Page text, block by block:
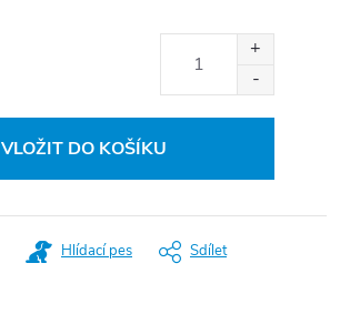
VLOŽIT DO KOŠÍKU
Hlídací pes Sdílet